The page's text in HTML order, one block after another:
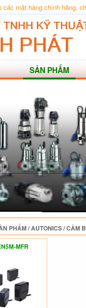
mặt hàng chính hãng,
SẢN PHẨM
PHẨM/AUTONICS/CẢM
MFR